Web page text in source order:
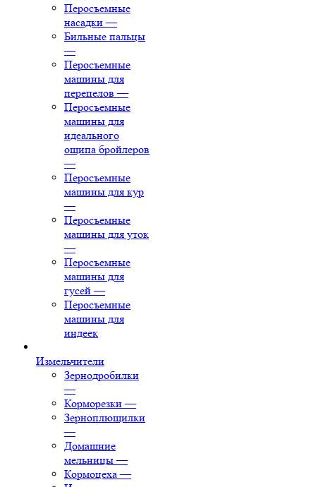
Перосъемные
насадки —
Бильные пальцы
—
Перосъемные
машины для
перепелов —
Перосъемные
машины для
идеального
ощипа бройлеров
—
Перосъемные
машины для кур
—
Перосъемные
машины для уток
—
Перосъемные
машины для
гусей —
Перосъемные
машины для
индеек
Измельчители
Зернодробилки
—
Корморезки —
Зерноплющилки
—
Домашние
мельницы —
Кормоцеха —